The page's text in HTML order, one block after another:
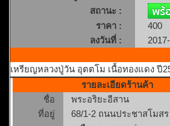
สถานะ :
ราคา :
400
ลงวันที่ :
เหรียญหลวงปู่วัน อุตตโม เนื้อทองแดง ปี
รายละเอียดร้านค้า
ชื่อ
พระอริยะอีสาน
ที่อยู่
68/1-2 ถนนประชาสโมสร